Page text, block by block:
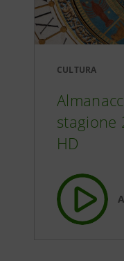
CULTURA
stagione
HD